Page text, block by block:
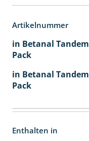
Artikelnummer
in Betanal Tandem
Pack
in Betanal Tandem
Pack
Enthalten in